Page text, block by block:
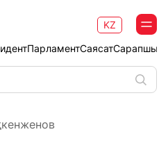
ПарламентСаясат
KZ